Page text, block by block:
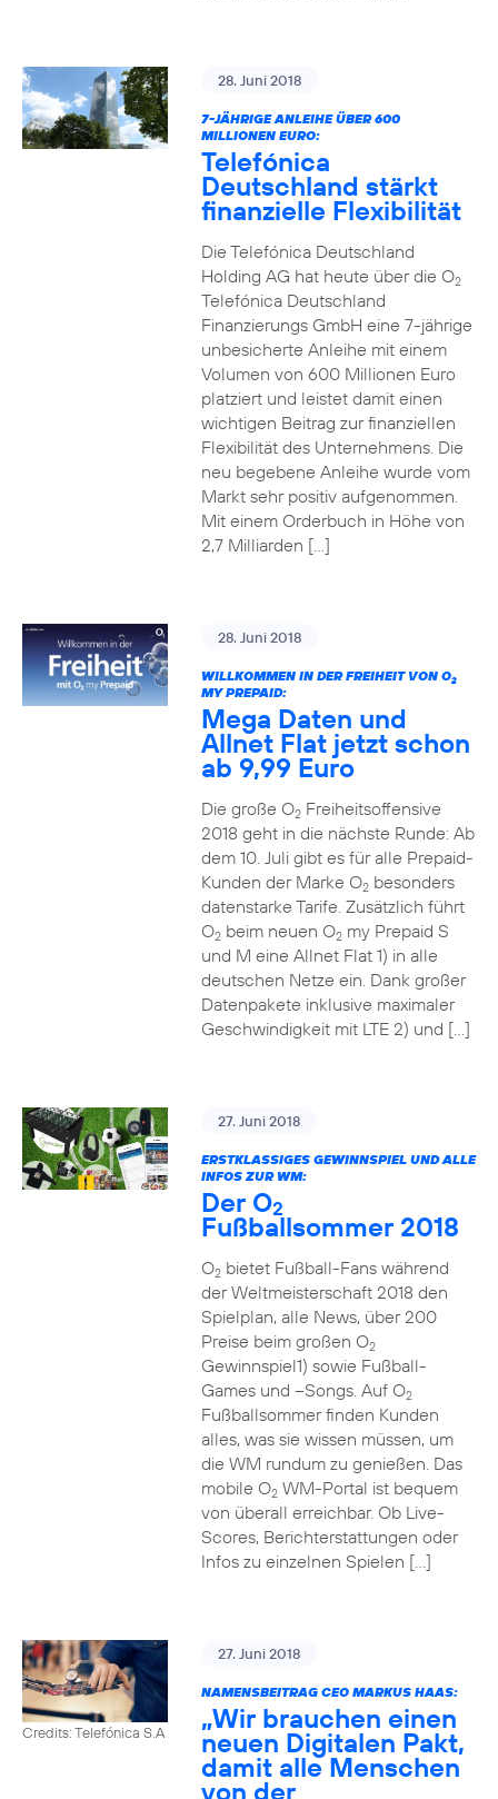
28. Juni 2018
7-JÄHRIGE ANLEIHE ÜBER 600
MILLIONEN EURO:
Telefónica
Deutschland stärkt
finanzielle Flexibilität
Die Telefónica Deutschland
Holding AG hat heute über die O2
Telefónica Deutschland
Finanzierungs GmbH eine 7-jährige
unbesicherte Anleihe mit einem
Volumen von 600 Millionen Euro
platziert und leistet damit einen
wichtigen Beitrag zur finanziellen
Flexibilität des Unternehmens. Die
neu begebene Anleihe wurde vom
Markt sehr positiv aufgenommen.
Mit einem Orderbuch in Höhe von
2,7 Milliarden […]
28. Juni 2018
WILLKOMMEN IN DER FREIHEIT VON O2
MY PREPAID:
Mega Daten und
Allnet Flat jetzt schon
ab 9,99 Euro
Die große O2Freiheitsoffensive
2018 geht in die nächste Runde: Ab
dem 10. Juli gibt es für alle Prepaid-
Kunden der Marke O2besonders
datenstarke Tarife. Zusätzlich führt
O2beim neuen O2my Prepaid S
und M eine Allnet Flat 1) in alle
deutschen Netze ein. Dank großer
Datenpakete inklusive maximaler
Geschwindigkeit mit LTE 2) und […]
27. Juni 2018
ERSTKLASSIGES GEWINNSPIEL UND ALLE
INFOS ZUR WM:
Der O2
Fußballsommer 2018
O2bietet Fußball-Fans während
der Weltmeisterschaft 2018 den
Spielplan, alle News, über 200
Preise beim großen O2
Gewinnspiel1) sowie Fußball-
Games und –Songs. Auf O2
Fußballsommer finden Kunden
alles, was sie wissen müssen, um
die WM rundum zu genießen. Das
mobile O2WM-Portal ist bequem
von überall erreichbar. Ob Live-
Scores, Berichterstattungen oder
Infos zu einzelnen Spielen […]
Credits: Telefónica S.A
27. Juni 2018
NAMENSBEITRAG CEO MARKUS HAAS:
„Wir brauchen einen
neuen Digitalen Pakt,
damit alle Menschen
von der